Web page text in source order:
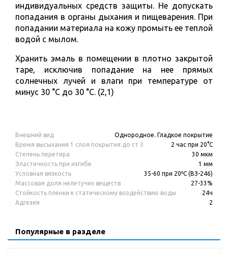
индивидуальных средств защиты. Не допускать
попадания в органы дыхания и пищеварения. При
попадании материала на кожу промыть ее теплой
водой с мылом.
Хранить эмаль в помещении в плотно закрытой
таре, исключив попадание на нее прямых
солнечных лучей и влаги при температуре от
минус 30 °С до 30 °С. (2,1)
Внешний вид
Однородное. Гладкое покрытие
Время высыхания 1 слоя покрытия до ст 3
2 час при 20°С
Степень перетира
30 мкм
Эластичность при изгибе
1 мм
Условная вязкость
35-60 при 20ºС (ВЗ-246)
Массовая доля нелетучих веществ
27-33%
Стойкость пленки к статическому воздействию воды
24ч
Адгезия
2
Популярные в разделе